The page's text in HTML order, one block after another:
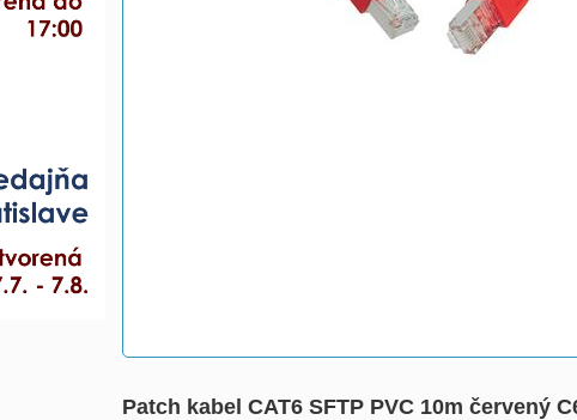
Patch kabel CAT6 SFTP PVC 10m červený